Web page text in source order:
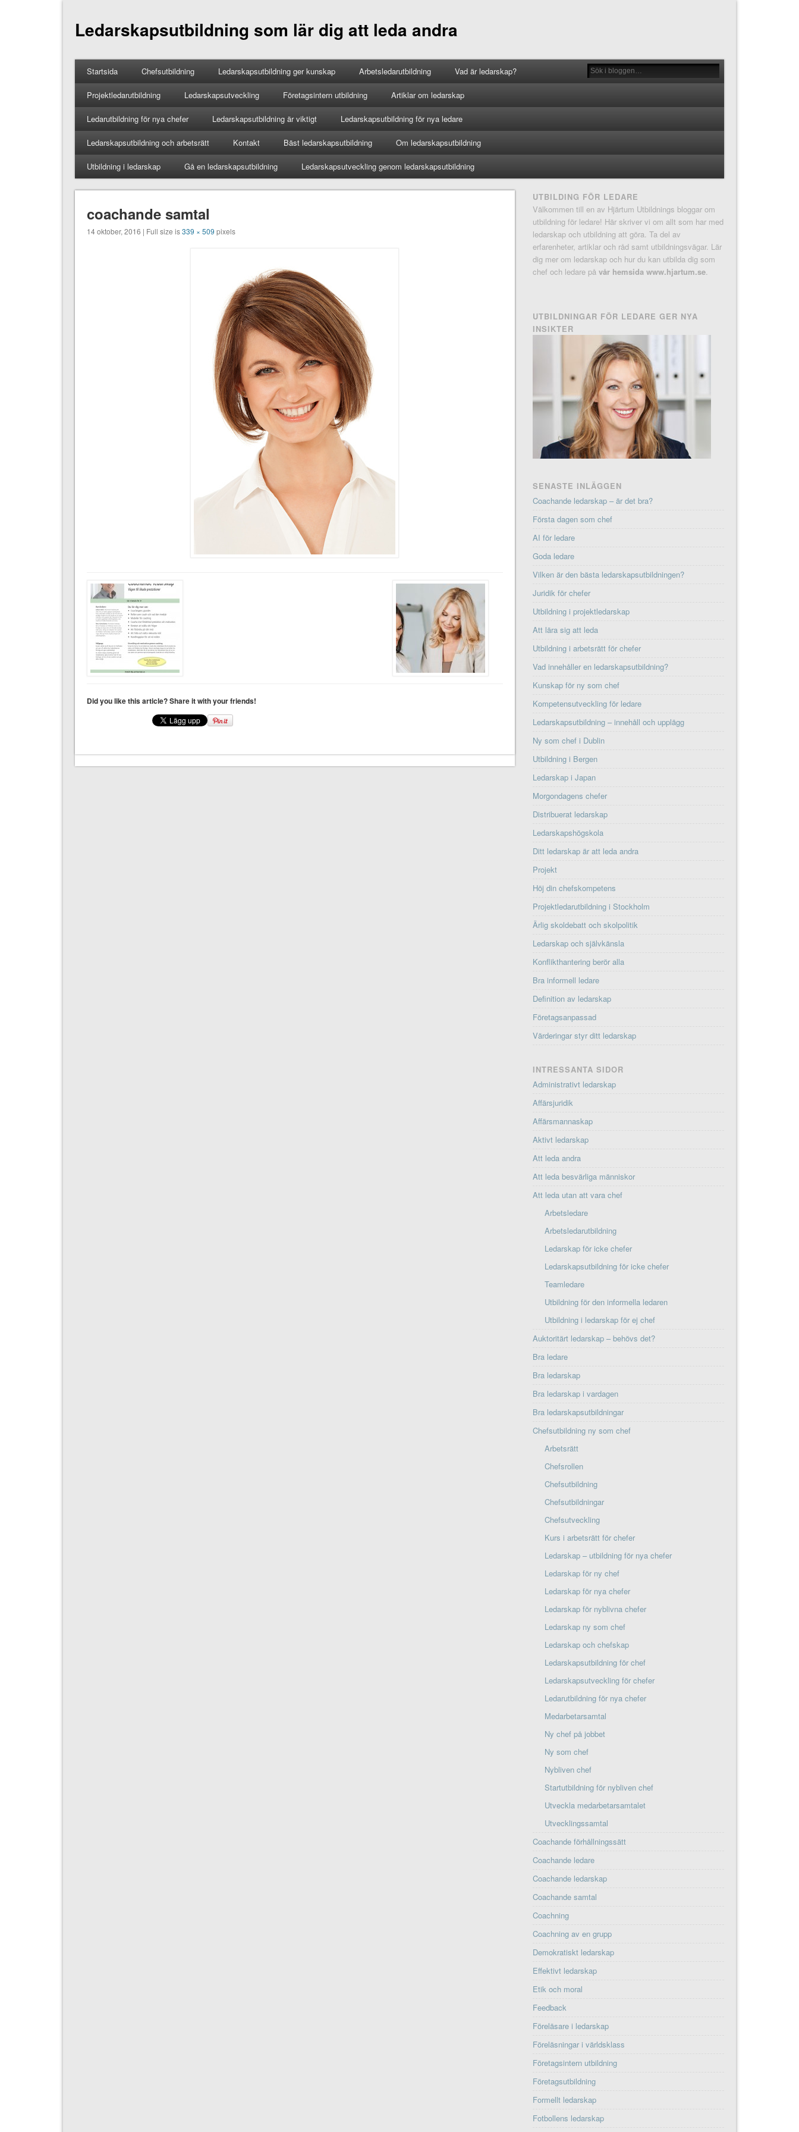
Ledarskapsutbildning som lär dig att leda andra
Startsida Chefsutbildning Ledarskapsutbildning ger kunskap Arbetsledarutbildning Vad är ledarskap?
Projektledarutbildning Ledarskapsutveckling Företagsintern utbildning Artiklar om ledarskap
Ledarutbildning för nya chefer Ledarskapsutbildning är viktigt Ledarskapsutbildning för nya ledare
Ledarskapsutbildning och arbetsrätt Kontakt Bäst ledarskapsutbildning Om ledarskapsutbildning
Utbildning i ledarskap Gå en ledarskapsutbildning Ledarskapsutveckling genom ledarskapsutbildning
coachande samtal
14 oktober, 2016 | Full size is339 × 509 pixels
Did you like this article? Share it with your friends!
UTBILDING FÖR LEDARE
Välkommen till en av Hjärtum Utbildnings bloggar om
utbildning för ledare! Här skriver vi om allt som har med
ledarskap och utbildning att göra. Ta del av
erfarenheter, artiklar och råd samt utbildningsvägar. Lär
dig mer om ledarskap och hur du kan utbilda dig som
chef och ledare påvår hemsida www.hjartum.se.
UTBILDNINGAR FÖR LEDARE GER NYA
INSIKTER
SENASTE INLÄGGEN
Coachande ledarskap – är det bra?
Första dagen som chef
AI för ledare
Goda ledare
Vilken är den bästa ledarskapsutbildningen?
Juridik för chefer
Utbildning i projektledarskap
Att lära sig att leda
Utbildning i arbetsrätt för chefer
Vad innehåller en ledarskapsutbildning?
Kunskap för ny som chef
Kompetensutveckling för ledare
Ledarskapsutbildning – innehåll och upplägg
Ny som chef i Dublin
Utbildning i Bergen
Ledarskap i Japan
Morgondagens chefer
Distribuerat ledarskap
Ledarskapshögskola
Ditt ledarskap är att leda andra
Projekt
Höj din chefskompetens
Projektledarutbildning i Stockholm
Ärlig skoldebatt och skolpolitik
Ledarskap och självkänsla
Konflikthantering berör alla
Bra informell ledare
Definition av ledarskap
Företagsanpassad
Värderingar styr ditt ledarskap
INTRESSANTA SIDOR
Administrativt ledarskap
Affärsjuridik
Affärsmannaskap
Aktivt ledarskap
Att leda andra
Att leda besvärliga människor
Att leda utan att vara chef
Arbetsledare
Arbetsledarutbildning
Ledarskap för icke chefer
Ledarskapsutbildning för icke chefer
Teamledare
Utbildning för den informella ledaren
Utbildning i ledarskap för ej chef
Auktoritärt ledarskap – behövs det?
Bra ledare
Bra ledarskap
Bra ledarskap i vardagen
Bra ledarskapsutbildningar
Chefsutbildning ny som chef
Arbetsrätt
Chefsrollen
Chefsutbildning
Chefsutbildningar
Chefsutveckling
Kurs i arbetsrätt för chefer
Ledarskap – utbildning för nya chefer
Ledarskap för ny chef
Ledarskap för nya chefer
Ledarskap för nyblivna chefer
Ledarskap ny som chef
Ledarskap och chefskap
Ledarskapsutbildning för chef
Ledarskapsutveckling för chefer
Ledarutbildning för nya chefer
Medarbetarsamtal
Ny chef på jobbet
Ny som chef
Nybliven chef
Startutbildning för nybliven chef
Utveckla medarbetarsamtalet
Utvecklingssamtal
Coachande förhållningssätt
Coachande ledare
Coachande ledarskap
Coachande samtal
Coachning
Coachning av en grupp
Demokratiskt ledarskap
Effektivt ledarskap
Etik och moral
Feedback
Föreläsare i ledarskap
Föreläsningar i världsklass
Företagsintern utbildning
Företagsutbildning
Formellt ledarskap
Fotbollens ledarskap